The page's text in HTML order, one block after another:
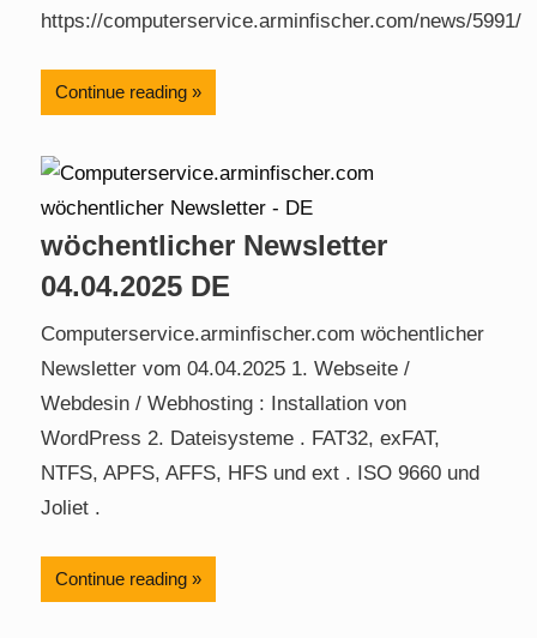
https://computerservice.arminfischer.com/news/5991/
Continue reading
wöchentlicher Newsletter
04.04.2025 DE
Computerservice.arminfischer.com wöchentlicher
Newsletter vom 04.04.2025 1. Webseite /
Webdesin / Webhosting : Installation von
WordPress 2. Dateisysteme . FAT32, exFAT,
NTFS, APFS, AFFS, HFS und ext . ISO 9660 und
Joliet .
Continue reading